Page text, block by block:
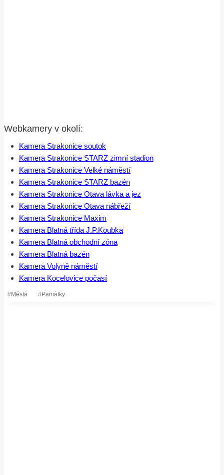
Webkamery v okolí:
Kamera Strakonice soutok
Kamera Strakonice STARZ zimní stadion
Kamera Strakonice Velké náměstí
Kamera Strakonice STARZ bazén
Kamera Strakonice Otava lávka a jez
Kamera Strakonice Otava nábřeží
Kamera Strakonice Maxim
Kamera Blatná třída J.P.Koubka
Kamera Blatná obchodní zóna
Kamera Blatná bazén
Kamera Volyně náměstí
Kamera Kocelovice počasí
Štítky
#Města #Památky